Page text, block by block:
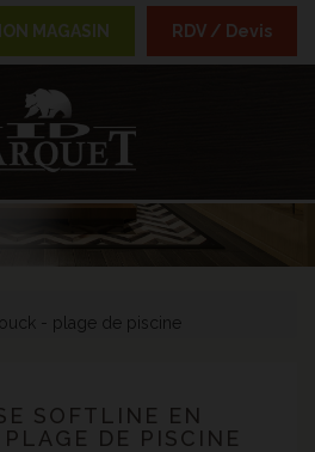
- plage de piscine
SOFTLINE EN
DE PISCINE
MAGASIN RDV / Devis